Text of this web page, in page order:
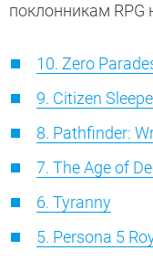
поклонникам RPG
10. Zero
9. Citizen
8. Pathfinder:
7. The Age of
6. Tyranny
5. Persona 5